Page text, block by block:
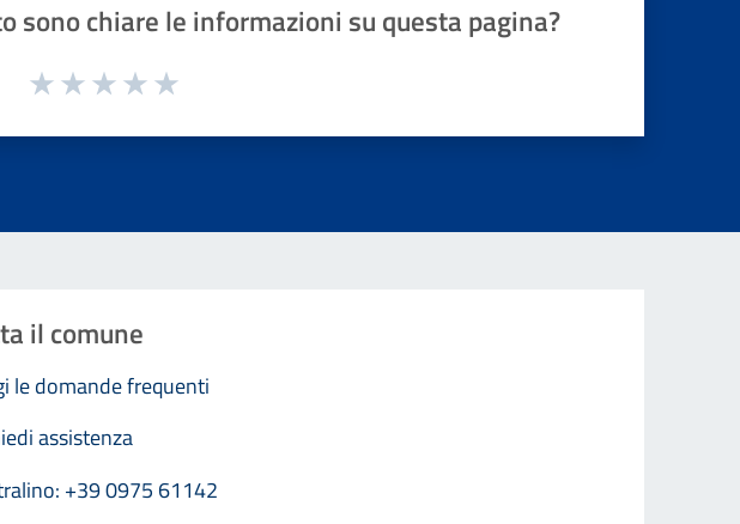
sono chiare le informazioni su questa pagina?
1 a 5 stelle la pagina
il comune
le domande frequenti
assistenza
+39 0975 61142